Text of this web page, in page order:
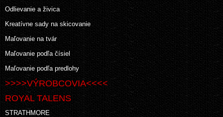
Odlievanie a živica
Kreatívne sady na skicovanie
Maľovanie na tvár
Maľovanie podľa čísiel
Maľovanie podľa predlohy
>>>>VÝROBCOVIA<<<<
ROYAL TALENS
STRATHMORE